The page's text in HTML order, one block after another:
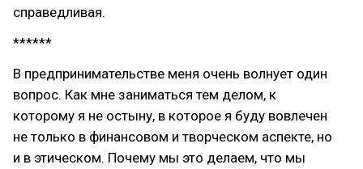
справедливая.
******
В предпринимательстве меня очень волнует один
вопрос. Как мне заниматься тем делом, к
которому я не остыну, в которое я буду вовлечен
не только в финансовом и творческом аспекте, но
и в этическом. Почему мы это делаем, что мы